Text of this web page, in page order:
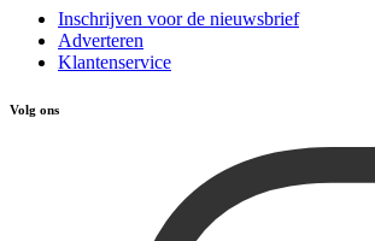
Inschrijven voor de nieuwsbrief
Adverteren
Klantenservice
Volg ons